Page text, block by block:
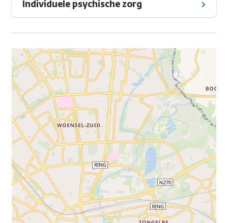
Individuele psychische zorg